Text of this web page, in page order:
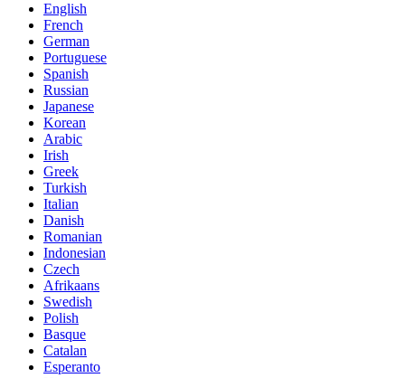
English
French
German
Portuguese
Spanish
Russian
Japanese
Korean
Arabic
Irish
Greek
Turkish
Italian
Danish
Romanian
Indonesian
Czech
Afrikaans
Swedish
Polish
Basque
Catalan
Esperanto